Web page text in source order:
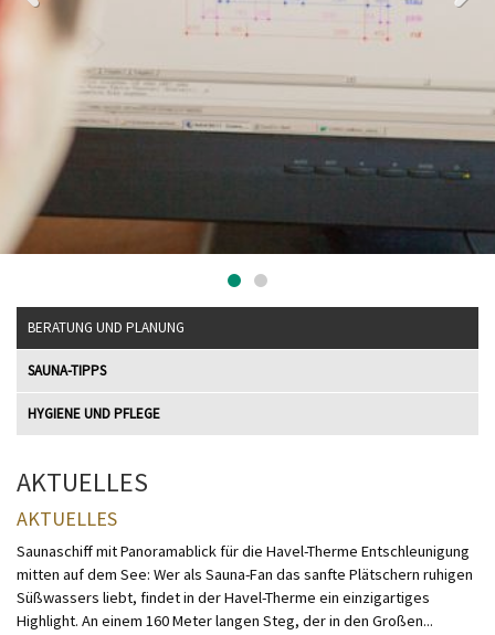
Previous
BERATUNG UND PLANUNG
SAUNA-TIPPS
HYGIENE UND PFLEGE
AKTUELLES
AKTUELLES
Saunaschiff mit Panoramablick für die Havel-Therme Entschleunigung
mitten auf dem See: Wer als Sauna-Fan das sanfte Plätschern ruhigen
Süßwassers liebt, findet in der Havel-Therme ein einzigartiges
Highlight. An einem 160 Meter langen Steg, der in den Großen...